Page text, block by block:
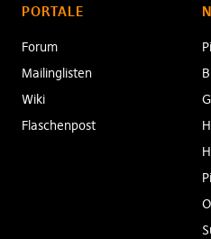
PORTALE
Forum
Mailinglisten
Wiki
Flaschenpost